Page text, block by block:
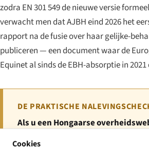
zodra EN 301 549 de nieuwe versie
verwacht men dat AJBH eind 2026 het
rapport na de fusie over haar gelijke-
publiceren — een document waar de
Equinet al sinds de EBH-absorptie in
DE PRAKTISCHE
Als u een Hongaarse
applicatie beheert:
Cookies